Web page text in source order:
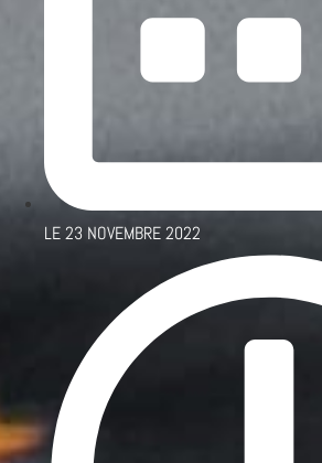
LE23 NOVEMBRE 2022